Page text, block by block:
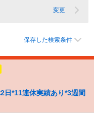
変更
保存した検索条件
日*11連休実績あり*3週間